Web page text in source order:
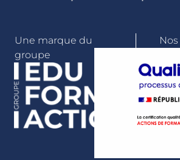
Une marque du
groupe